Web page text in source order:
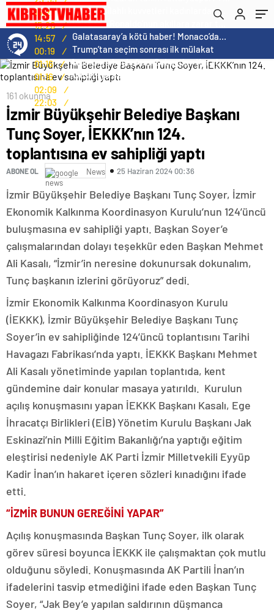
15:21
/
Norweç silahlı kuvvetleri kadınlardan oluşan özel kuvvetler eğitimlerini başlattı.
15:20
/
Cristiano Ronaldo’nun akıllara zarar tüm kariyerinin istatistiğini çıkardık !
14:57
/
Galatasaray’a kötü haber! Monaco’dan flaş Onyekuru kararı.
00:19
/
Trump’tan seçim sonrası ilk mülakat
01:16
/
Avusturya başbakanı Sebastian Kurz ile ilgili bilinmeyenler
01:16
/
02:09
/
22:03
/
sahipliği yaptı
161 okunma
İzmir Büyükşehir Belediye Başkanı
Tunç Soyer, İEKKK’nın 124.
toplantısına ev sahipliği yaptı
ABONE OL News 25 Haziran 2024 00:36
İzmir Büyükşehir Belediye Başkanı Tunç Soyer, İzmir
Ekonomik Kalkınma Koordinasyon Kurulu’nun 124’üncü
buluşmasına ev sahipliği yaptı. Başkan Soyer’e
çalışmalarından dolayı teşekkür eden Başkan Mehmet
Ali Kasalı, “İzmir’in neresine dokunursak dokunalım,
Tunç başkanın izlerini görüyoruz” dedi.
İzmir Ekonomik Kalkınma Koordinasyon Kurulu
(İEKKK), İzmir Büyükşehir Belediye Başkanı Tunç
Soyer’in ev sahipliğinde 124’üncü toplantısını Tarihi
Havagazı Fabrikası’nda yaptı. İEKKK Başkanı Mehmet
Ali Kasalı yönetiminde yapılan toplantıda, kent
gündemine dair konular masaya yatırıldı. Kurulun
açılış konuşmasını yapan İEKKK Başkanı Kasalı, Ege
İhracatçı Birlikleri (EİB) Yönetim Kurulu Başkanı Jak
Eskinazi’nin Milli Eğitim Bakanlığı’na yaptığı eğitim
eleştirisi nedeniyle AK Parti İzmir Milletvekili Eyyüp
Kadir İnan’ın hakaret içeren sözleri kınadığını ifade
etti.
“İZMİR BUNUN GEREĞİNİ YAPAR”
Açılış konuşmasında Başkan Tunç Soyer, ilk olarak
görev süresi boyunca İEKKK ile çalışmaktan çok mutlu
olduğunu söyledi. Konuşmasında AK Partili İnan’ın
ifadelerini tasvip etmediğini ifade eden Başkan Tunç
Soyer, “Jak Bey’e yapılan saldırının düşmanca